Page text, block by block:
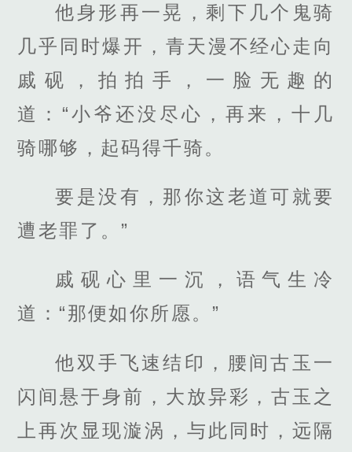
他身形再一晃，剩下几个鬼骑
几乎同时爆开，青天漫不经心走向
戚砚，拍拍手，一脸无趣的
道：“小爷还没尽心，再来，十几
骑哪够，起码得千骑。
要是没有，那你这老道可就要
遭老罪了。”
戚砚心里一沉，语气生冷
道：“那便如你所愿。”
他双手飞速结印，腰间古玉一
闪间悬于身前，大放异彩，古玉之
上再次显现漩涡，与此同时，远隔